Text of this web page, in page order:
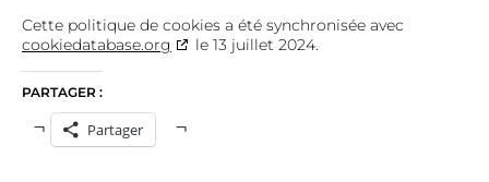
Cette politique de cookies a été synchronisée avec
cookiedatabase.org
le 13 juillet 2024.
PARTAGER :
Partager